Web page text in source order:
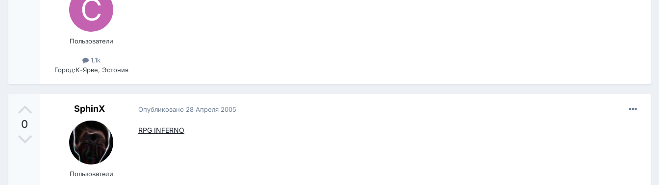
Пользователи
1,1k
Город:К-Ярве, Эстония
0
SphinX
Пользователи
Опубликовано 28 Апреля 2005
RPG INFERNO